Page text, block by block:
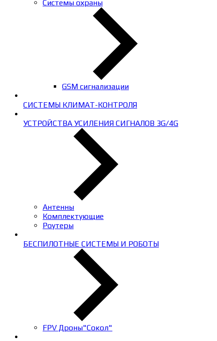
Системы охраны
GSM сигнализации
СИСТЕМЫ КЛИМАТ-КОНТРОЛЯ
УСТРОЙСТВА УСИЛЕНИЯ СИГНАЛОВ 3G/4G
Антенны
Комплектующие
Роутеры
БЕСПИЛОТНЫЕ СИСТЕМЫ И РОБОТЫ
FPV Дроны"Сокол"